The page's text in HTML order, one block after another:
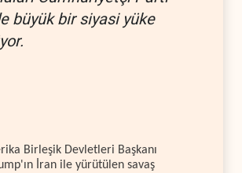
büyük bir siyasi yüke
Birleşik Devletleri Başkanı
İran ile yürütülen savaş